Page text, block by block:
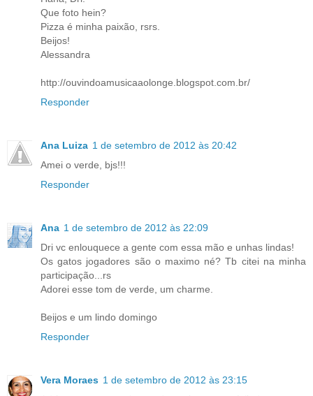
Que foto hein?
Pizza é minha paixão, rsrs.
Beijos!
Alessandra
http://ouvindoamusicaaolonge.blogspot.com.br/
Responder
Ana Luiza 1 de setembro de 2012 às 20:42
Amei o verde, bjs!!!
Responder
Ana 1 de setembro de 2012 às 22:09
Dri vc enlouquece a gente com essa mão e unhas lindas!
Os gatos jogadores são o maximo né? Tb citei na minha
participação...rs
Adorei esse tom de verde, um charme.
Beijos e um lindo domingo
Responder
Vera Moraes 1 de setembro de 2012 às 23:15